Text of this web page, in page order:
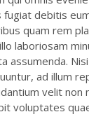
debitis
quam rem
laboriosam
assumenda.
ad illum
velit non
voluptates